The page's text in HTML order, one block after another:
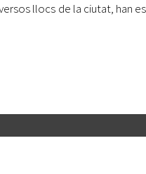
llocs de la ciutat, han